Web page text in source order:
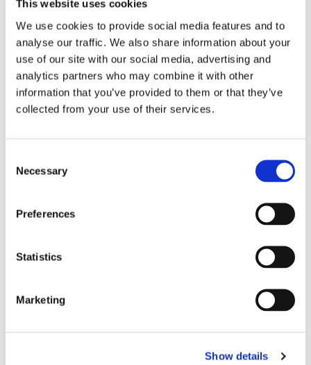
This website uses cookies
We use cookies to provide social media features and to
analyse our traffic. We also share information about your
use of our site with our social media, advertising and
analytics partners who may combine it with other
information that you’ve provided to them or that they’ve
collected from your use of their services.
Selection
Necessary
Preferences
Statistics
Marketing
Show details